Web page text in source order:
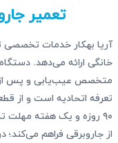
تعمیر
آریا بهکار خدمات تخصصی
خانگی ارائه می‌دهد.
متخصص عیب‌یابی و پس از
تعرفه اتحادیه است و از
۹۰ روزه و یک هفته مهلت
از جاروبرقی فراهم می‌کند؛